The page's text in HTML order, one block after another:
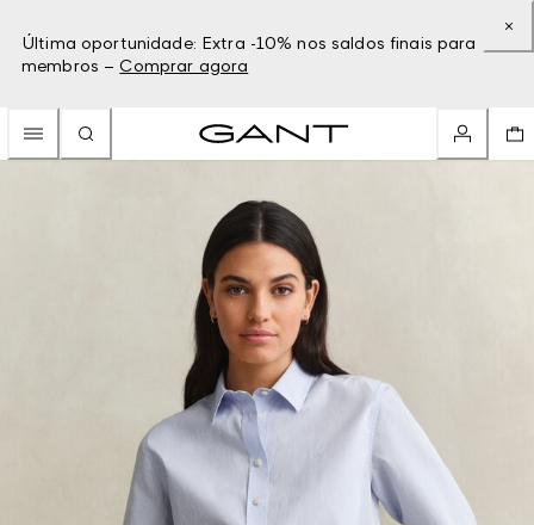
Última oportunidade: Extra -10% nos saldos finais para
membros – Comprar agora